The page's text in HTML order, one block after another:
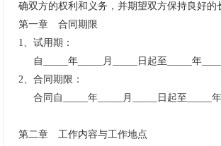
确双方的权利和义务，并期望双方保持良好的
第一章 合同期限
1、试用期：
自
年 月 日起至 年
2、合同期限：
合同自
年 月 日起至 年
第二章 工作内容与工作地点